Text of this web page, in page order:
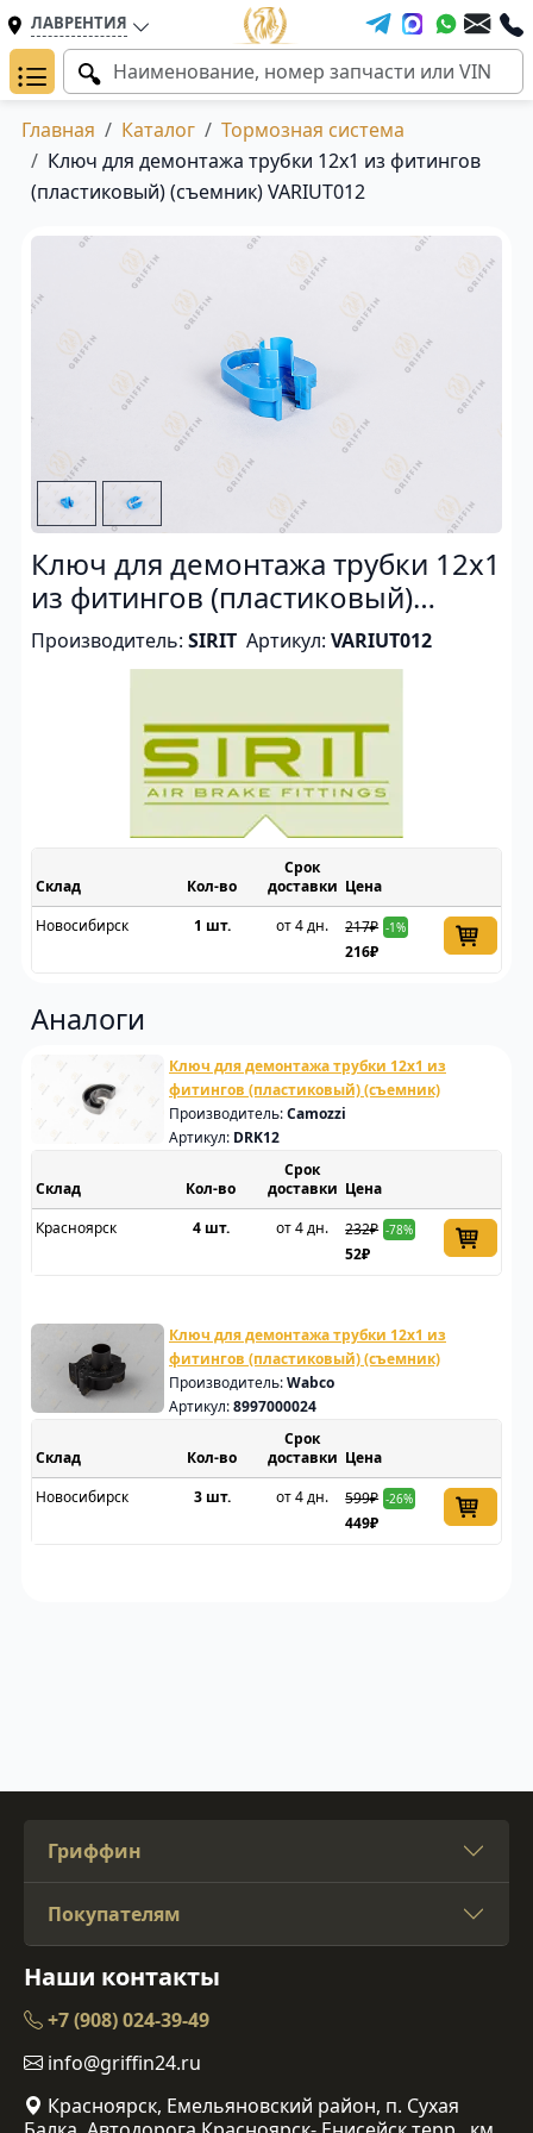
ЛАВРЕНТИЯ
Главная Каталог
Тормозная система
Ключ для демонтажа трубки 12x1 из фитингов
(пластиковый) (съемник) VARIUT012
Ключ для демонтажа трубки 12x1
из фитингов (пластиковый)
(съемник)
Производитель: SIRIT Артикул: VARIUT012
Склад
Срок
доставки Цена
Новосибирск
1 шт. от 4 дн. 217₽ -1%
216₽
Аналоги
Ключ для демонтажа трубки 12x1 из
фитингов (пластиковый) (съемник)
Производитель:Camozzi
Артикул: DRK12
Склад
Срок
доставки Цена
Красноярск
4 шт. от 4 дн. 232₽ -78%
52₽
Ключ для демонтажа трубки 12x1 из
фитингов (пластиковый) (съемник)
Производитель:Wabco
Артикул:8997000024
Склад
Срок
доставки Цена
Новосибирск
3 шт. от 4 дн. 599₽ -26%
449₽
Гриффин
Покупателям
Наши контакты
+7 (908) 024-39-49
info@griffin24.ru
Красноярск, Емельяновский район, п. Сухая